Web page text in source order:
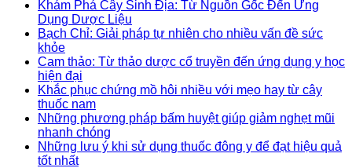
Khám Phá Cây Sinh Địa: Từ Nguồn Gốc Đến Ứng
Dụng Dược Liệu
Bạch Chỉ: Giải pháp tự nhiên cho nhiều vấn đề sức
khỏe
Cam thảo: Từ thảo dược cổ truyền đến ứng dụng y học
hiện đại
Khắc phục chứng mồ hôi nhiều với mẹo hay từ cây
thuốc nam
Những phương pháp bấm huyệt giúp giảm nghẹt mũi
nhanh chóng
Những lưu ý khi sử dụng thuốc đông y để đạt hiệu quả
tốt nhất